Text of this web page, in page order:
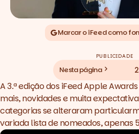
Marcar o iFeed como
PUBLICIDADE
Nesta página
A 3.ª edição dos iFeed Apple
mais, novidades e muita
categorias se alteraram
variada lista de nomeados, apenas